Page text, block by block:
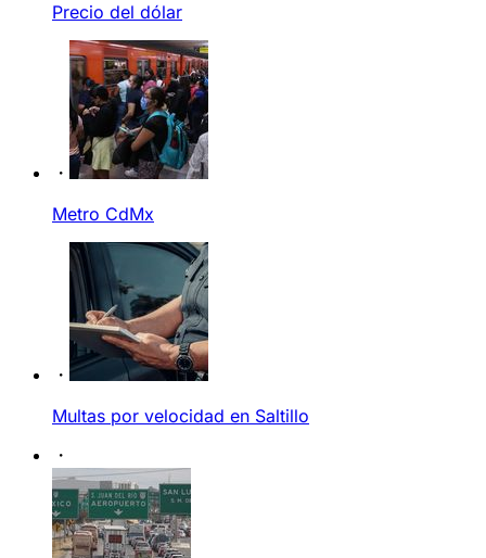
Precio del dólar
Metro CdMx
Multas por velocidad en Saltillo